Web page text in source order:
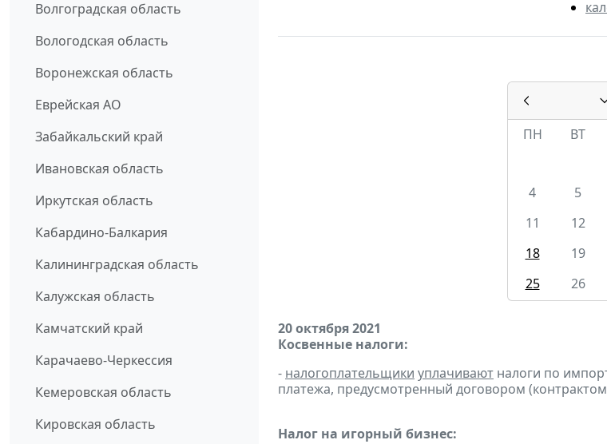
Волгоградская область
Вологодская область
Воронежская область
Еврейская АО
Забайкальский край
Ивановская область
Иркутская область
Кабардино-Балкария
Калининградская область
Калужская область
Камчатский край
Карачаево-Черкессия
Кемеровская область
Кировская область
ПН
ВТ
4
5
11
12
18
19
25
26
20 октября 2021
Косвенные налоги:
- налогоплательщики уплачивают налоги по
платежа, предусмотренный договором
Налог на игорный бизнес: